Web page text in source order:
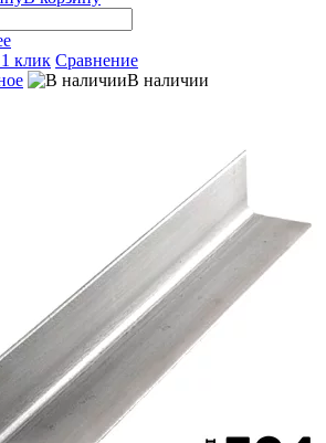
клик Сравнение
В наличии